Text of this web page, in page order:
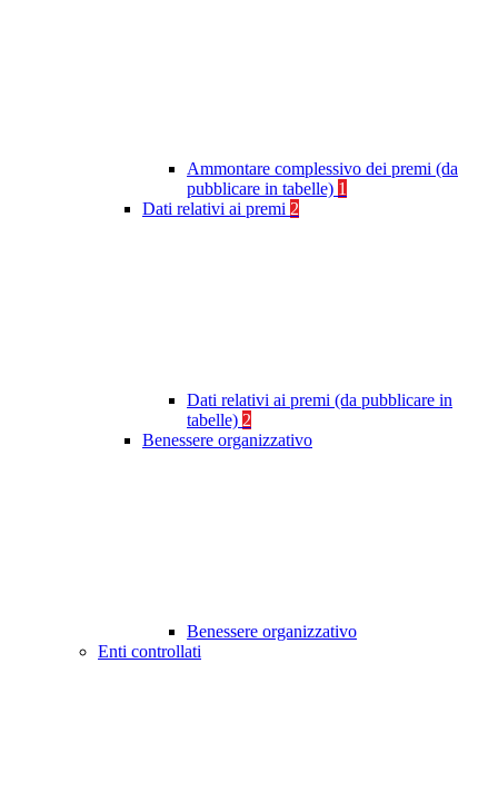
Ammontare complessivo dei premi (da
pubblicare in tabelle) 1
Dati relativi ai premi 2
Dati relativi ai premi (da pubblicare in
tabelle) 2
Benessere organizzativo
Benessere organizzativo
Enti controllati